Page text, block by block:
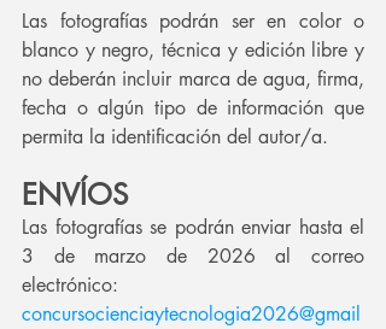
Las fotografías podrán ser en color o
blanco y negro, técnica y edición libre y
no deberán incluir marca de agua, firma,
fecha o algún tipo de información que
permita la identificación del autor/a.
ENVÍOS
Las fotografías se podrán enviar hasta el
3 de marzo de 2026 al correo
concursocienciaytecnologia2026@gmail